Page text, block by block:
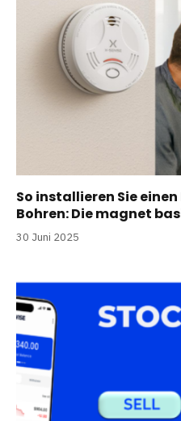
So installieren Sie
Bohren: Die magnet
30 Juni 2025